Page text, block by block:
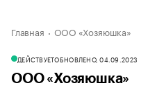
Главная ООО «Хозяюшка»
ДЕЙСТВУЕТОБНОВЛЕНО, 04.09.2023
ООО «Хозяюшка»